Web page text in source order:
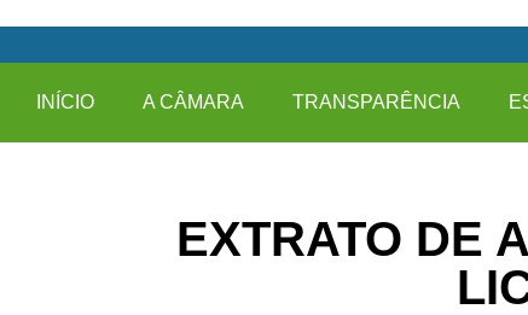
INÍCIO A CÂMARA TRANSPARÊNCIA
EXTRATO DE